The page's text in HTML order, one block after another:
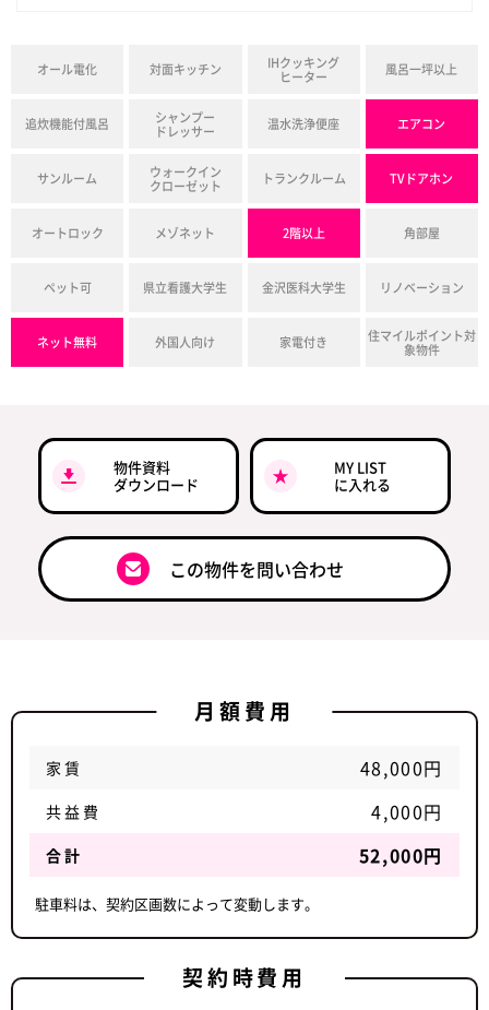
オール電化 対面キッチン
IHクッキング
ヒーター
風呂一坪以上
追炊機能付風呂
シャンプー
ドレッサー
温水洗浄便座 エアコン
サンルーム
ウォークイン
クローゼット
トランクルーム TVドアホン
オートロック メゾネット 2階以上 角部屋
ペット可 県立看護大学生 金沢医科大学生 リノベーション
ネット無料 外国人向け 家電付き
住マイルポイント対
象物件
物件資料
ダウンロード
MY LIST
に入れる
この物件を問い合わせ
月額費用
家賃 48,000円
共益費 4,000円
合計 52,000円
駐車料は、契約区画数によって変動します。
契約時費用